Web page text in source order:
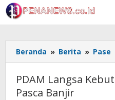
Skip
to
content
Beranda » Berita » Pase
PDAM Langsa
Pasca Banjir